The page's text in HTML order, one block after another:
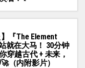
『The Element
就在大马！ 30分钟
穿越古代 + 未来，
（内附影片）